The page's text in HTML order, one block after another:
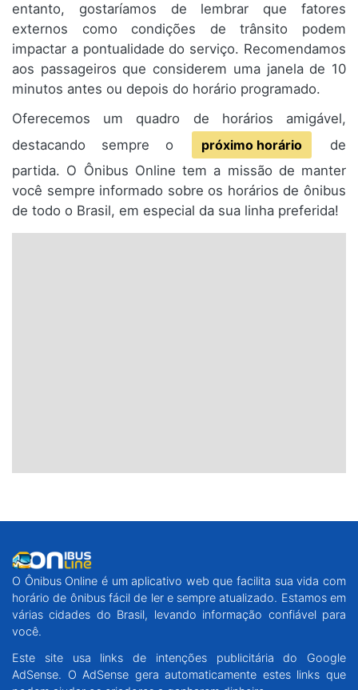
entanto, gostaríamos de lembrar que fatores
externos como condições de trânsito podem
impactar a pontualidade do serviço. Recomendamos
aos passageiros que considerem uma janela de 10
minutos antes ou depois do horário programado.
Oferecemos um quadro de horários amigável,
destacando sempre o
próximo horário
de
partida. O Ônibus Online tem a missão de manter
você sempre informado sobre os horários de ônibus
de todo o Brasil, em especial da sua linha preferida!
O Ônibus Online é um aplicativo web que facilita sua vida com
horário de ônibus fácil de ler e sempre atualizado. Estamos em
várias cidades do Brasil, levando informação confiável para
você.
Este site usa links de intenções publicitária do Google
AdSense. O AdSense gera automaticamente estes links que